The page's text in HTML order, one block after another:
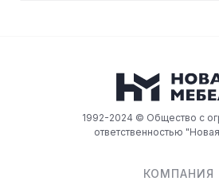
КОМПАНИЯ
1992-2024 © Общество с
ответственностью